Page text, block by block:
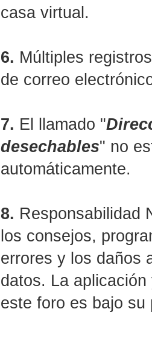
casa virtual.
6. Múltiples
de correo
7. El llamado "
desechables" no
automáticamente.
8. Responsabilidad
los consejos,
errores y los daños
datos. La
este foro es bajo su